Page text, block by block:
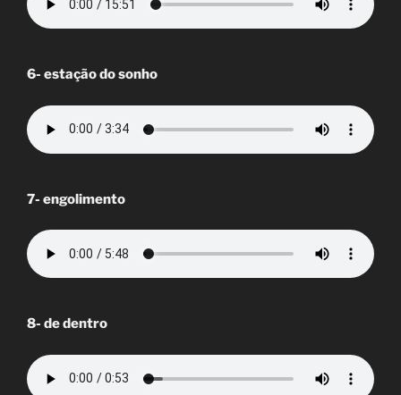
6- estação do sonho
7- engolimento
8- de dentro